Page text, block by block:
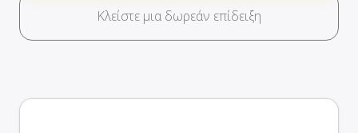
Κλείστε μια δωρεάν επίδειξη